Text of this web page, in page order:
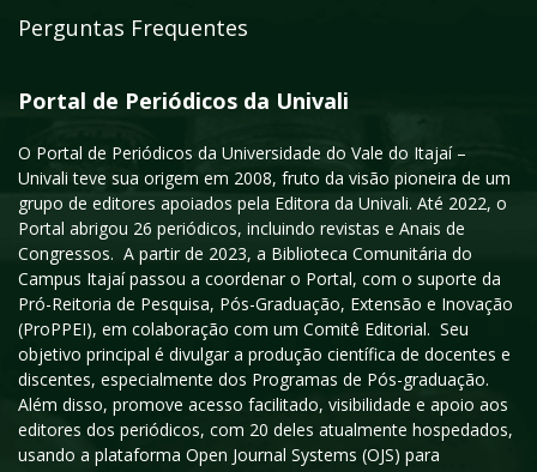
Perguntas Frequentes
Portal de Periódicos da Univali
O Portal de Periódicos da Universidade do Vale do Itajaí –
Univali teve sua origem em 2008, fruto da visão pioneira de um
grupo de editores apoiados pela Editora da Univali. Até 2022, o
Portal abrigou 26 periódicos, incluindo revistas e Anais de
Congressos. A partir de 2023, a Biblioteca Comunitária do
Campus Itajaí passou a coordenar o Portal, com o suporte da
Pró-Reitoria de Pesquisa, Pós-Graduação, Extensão e Inovação
(ProPPEI), em colaboração com um Comitê Editorial. Seu
objetivo principal é divulgar a produção científica de docentes e
discentes, especialmente dos Programas de Pós-graduação.
Além disso, promove acesso facilitado, visibilidade e apoio aos
editores dos periódicos, com 20 deles atualmente hospedados,
usando a plataforma Open Journal Systems (OJS) para